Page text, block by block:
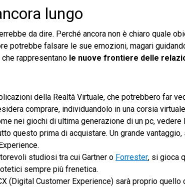
lungo
da dire. Perché ancora non è chiaro quale
potrebbe falsare le sue emozioni, magari
rappresentano le nuove frontiere delle
della Realtà Virtuale, che potrebbero far
comprare, individuandolo in una corsia
nei giochi di ultima generazione di un pc,
questo prima di acquistare. Un grande
studiosi tra cui Gartner o Forrester, si gioca
sempre più frenetica.
(Digital Customer Experience) sarà proprio